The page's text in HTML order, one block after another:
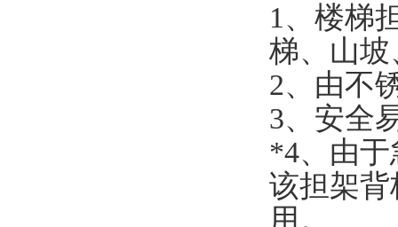
1、楼梯
梯、山
2、由不
3、安全
*4、由
该担架
用。